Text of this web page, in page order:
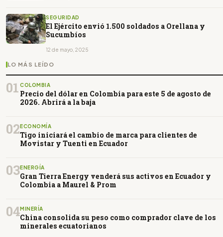
SEGURIDAD
El Ejército envió 1.500 soldados a Orellana y
Sucumbíos
12 de mayo, 2025
LO MÁS LEÍDO
01 COLOMBIA
Precio del dólar en Colombia para este 5 de agosto de
2026. Abrirá a la baja
02ECONOMÍA
Tigo iniciará el cambio de marca para clientes de
Movistar y Tuenti en Ecuador
03ENERGÍA
Gran Tierra Energy venderá sus activos en Ecuador y
Colombia a Maurel & Prom
04MINERÍA
China consolida su peso como comprador clave de los
minerales ecuatorianos